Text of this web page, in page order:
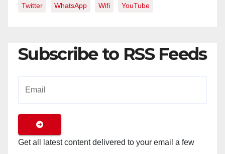
Twitter WhatsApp Wifi YouTube
Subscribe to RSS Feeds
Get all latest content delivered to your email a few